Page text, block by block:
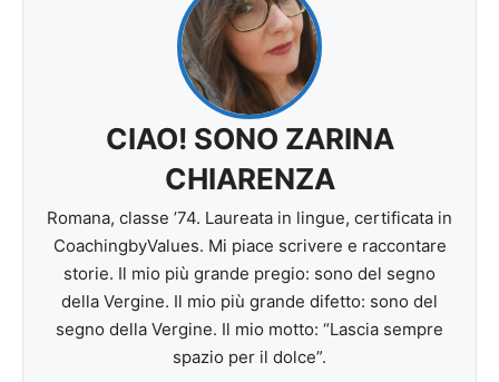
CIAO! SONO ZARINA
CHIARENZA
Romana, classe ’74. Laureata in lingue, certificata in
CoachingbyValues. Mi piace scrivere e raccontare
storie. Il mio più grande pregio: sono del segno
della Vergine. Il mio più grande difetto: sono del
segno della Vergine. Il mio motto: “Lascia sempre
spazio per il dolce”.